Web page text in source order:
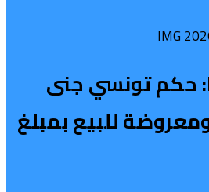
حكم تونسي جنى
للبيع بمبلغ